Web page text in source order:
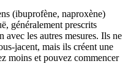
(ibuprofène, naproxène)
généralement prescrits
avec les autres mesures. Ils ne
jacent, mais ils créent une
moins et pouvez commencer